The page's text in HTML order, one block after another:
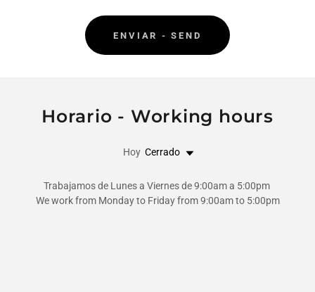
ENVIAR - SEND
Horario - Working hours
Hoy Cerrado
Trabajamos de Lunes a Viernes de 9:00am a 5:00pm
We work from Monday to Friday from 9:00am to 5:00pm